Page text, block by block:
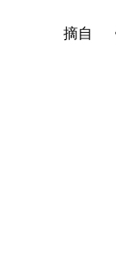
摘自